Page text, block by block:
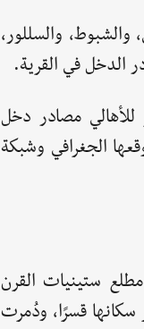
والشبوط، والسللور،
الدخل في القرية.
للأهالي مصادر دخل
الجغرافي وشبكة
ستينيات القرن
وهُجّر سكانها قسرًا، ودُمرت